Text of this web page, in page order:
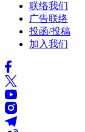
联络我们
广告联络
投函/投稿
加入我们